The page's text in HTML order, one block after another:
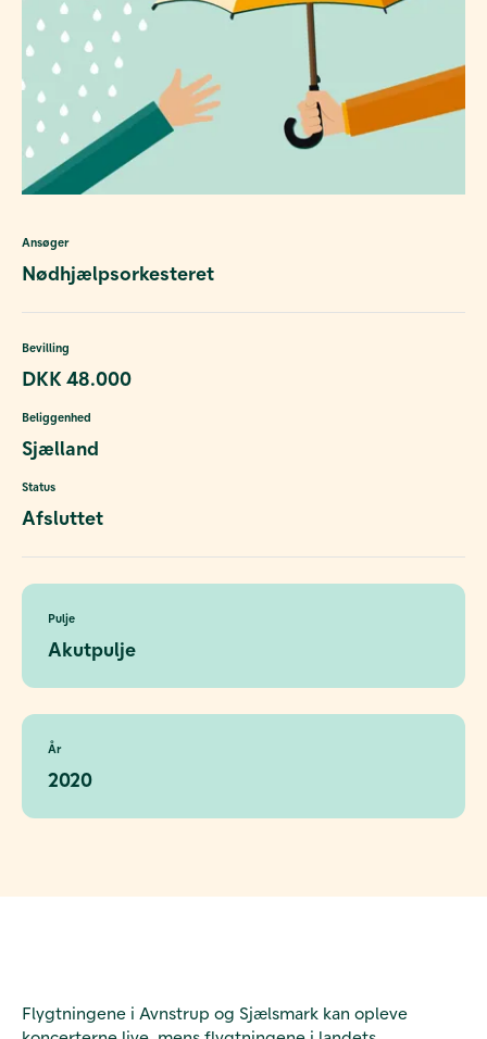
Ansøger
Nødhjælpsorkesteret
Bevilling
DKK 48.000
Beliggenhed
Sjælland
Status
Afsluttet
Pulje
Akutpulje
År
2020
Flygtningene i Avnstrup og Sjælsmark kan opleve